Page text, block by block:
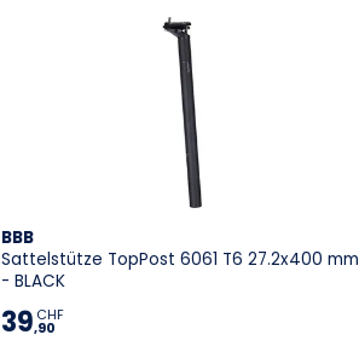
BBB
Sattelstütze TopPost 6061 T6 27.2x400 mm
- BLACK
39,90
CHF